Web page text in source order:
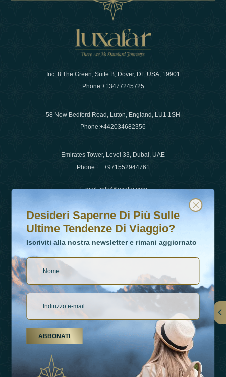
Inc. 8 The Green, Suite B, Dover, DE USA, 19901
Phone:+13477245725
58 New Bedford Road, Luton, England, LU1 1SH
Phone:+442034682356
Emirates Tower, Level 33, Dubai, UAE
Phone: +971552944761
E-mail:info@luxafar.com
WhatsApp No
+442034682356
Collegamenti
Desideri saperne di più sulle ultime tendenze di viaggio?
Iscriviti alla nostra newsletter e rimani aggiornato
Desideri Saperne Di Più Sulle
Ultime Tendenze Di Viaggio?
Iscriviti alla nostra newsletter e rimani aggiornato
ABBONATI